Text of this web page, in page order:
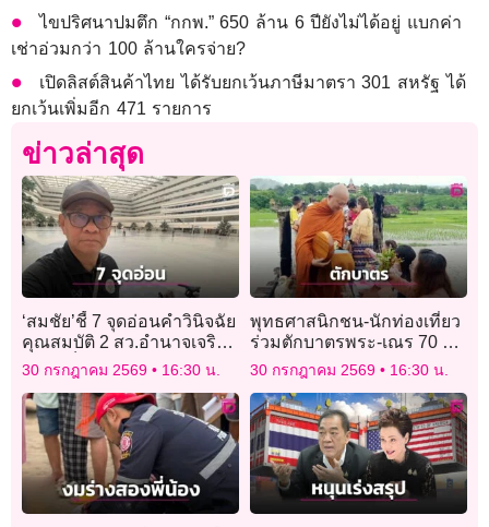
ไขปริศนาปมตึก “กกพ.” 650 ล้าน 6 ปียังไม่ได้อยู่ แบกค่า
เช่าอ่วมกว่า 100 ล้านใครจ่าย?
เปิดลิสต์สินค้าไทย ได้รับยกเว้นภาษีมาตรา 301 สหรัฐ ได้
ยกเว้นเพิ่มอีก 471 รายการ
ข่าวล่าสุด
‘สมชัย’ชี้ 7 จุดอ่อนคำวินิจฉัย
คุณสมบัติ 2 สว.อำนาจเจริญ
กลายเป็นดาบฟาดกลับ กกต.
30 กรกฎาคม 2569 16:30 น.
พุทธศาสนิกชน-นักท่องเที่ยว
ร่วมตักบาตรพระ-เณร 70 รูป
บนสะพานซูตองเป้ รับเช้าวัน
เข้าพรรษา
30 กรกฎาคม 2569 16:30 น.